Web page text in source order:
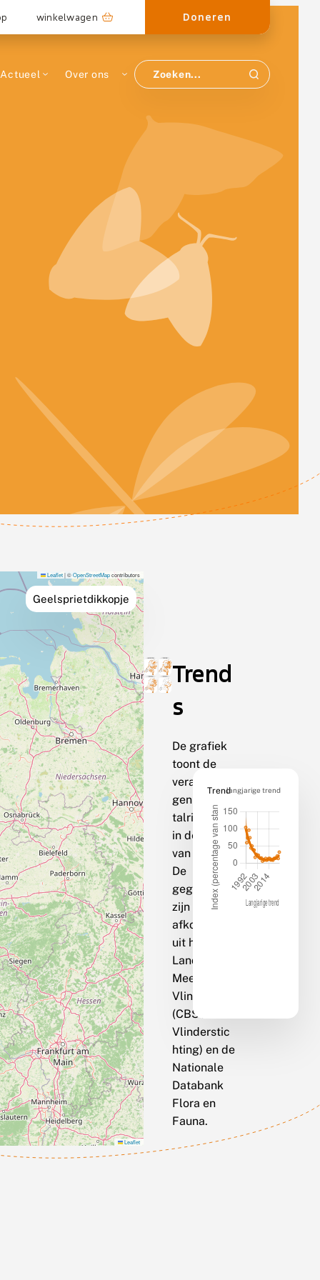
winkelwagen Doneren
Actueel Over ons
Geelsprietdikkopje
Leaflet|©OpenStreetMapcontributors
Leaflet
Trend
s
De grafiek
toont de
veranderin
gen van de
talrijkheid
in de loop
van de tijd.
De
gegevens
zijn
afkomstig
uit het
Landelijk
Meetnet
Vlinders
(CBS / De
Vlinderstic
hting) en de
Nationale
Databank
Flora en
Fauna.
Trendlangjarige trend